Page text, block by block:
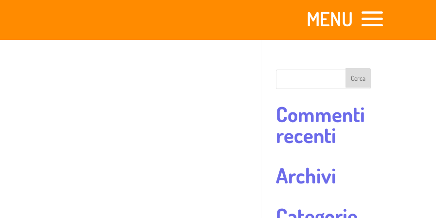
Commenti
recenti
Archivi